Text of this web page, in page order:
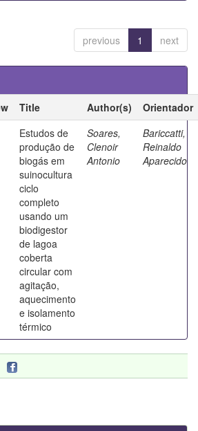
previous 1 next
Title Author(s)
Orientador
Estudos de
produção de
biogás em
suinocultura
ciclo
completo
usando um
biodigestor
de lagoa
coberta
circular com
agitação,
aquecimento
e isolamento
térmico
Soares,
Clenoir
Antonio
Bariccatti,
Reinaldo
Aparecido